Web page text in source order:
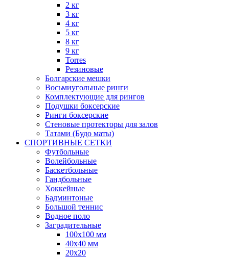
2 кг
3 кг
4 кг
5 кг
8 кг
9 кг
Torres
Резиновые
Болгарские мешки
Восьмиугольные ринги
Комплектующие для рингов
Подушки боксерские
Ринги боксерские
Стеновые протекторы для залов
Татами (Будо маты)
СПОРТИВНЫЕ СЕТКИ
Футбольные
Волейбольные
Баскетбольные
Гандбольные
Хоккейные
Бадминтоные
Большой теннис
Водное поло
Заградительные
100х100 мм
40х40 мм
20х20